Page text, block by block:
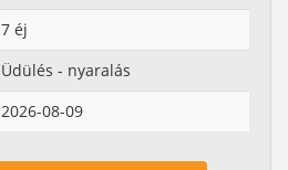
7 éj
Üdülés - nyaralás
2026-08-09